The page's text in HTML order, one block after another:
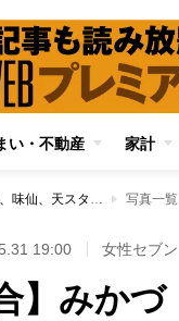
い・不動産 家計
【日本全国ローカルチェーン大集合】みかづき、さわやか、味仙、天スタ、551…地元で愛される中部・近畿地方の人気チェーン9選 写真一覧
19:00 女性セブン
】みかづ